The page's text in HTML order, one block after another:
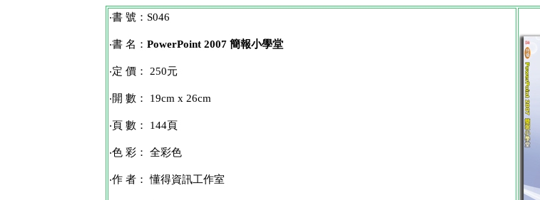
‧書 號：S046
‧書 名： PowerPoint 2007 簡報小學堂
‧定 價： 250元
‧開 數： 19cm x 26cm
‧頁 數： 144頁
‧色 彩： 全彩色
‧作 者： 懂得資訊工作室